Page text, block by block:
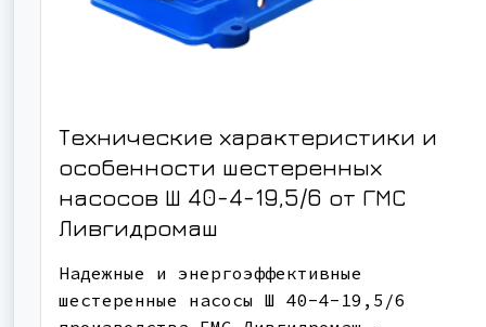
Технические характеристики и
особенности шестеренных
насосов Ш 40-4-19,5/6 от ГМС
Ливгидромаш
Надежные и энергоэффективные
шестеренные насосы Ш 40-4-19,5/6